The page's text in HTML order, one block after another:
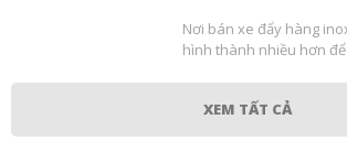
Nơi bán xe đẩy hàng
hình thành nhiều hơn
XEM TẤT CẢ